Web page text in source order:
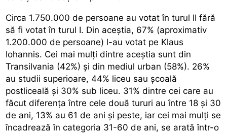
Circa 1.750.000 de persoane au votat în turul II fără
să fi votat în turul I. Din aceștia, 67% (aproximativ
1.200.000 de persoane) l-au votat pe Klaus
Iohannis. Cei mai mulți dintre aceștia sunt din
Transilvania (42%) și din mediul urban (58%). 26%
au studii superioare, 44% liceu sau școală
postliceală și 30% sub liceu. 31% dintre cei care au
făcut diferența între cele două tururi au între 18 și 30
de ani, 13% au 61 de ani și peste, iar cei mai mulți se
încadrează în categoria 31-60 de ani, se arată într-o